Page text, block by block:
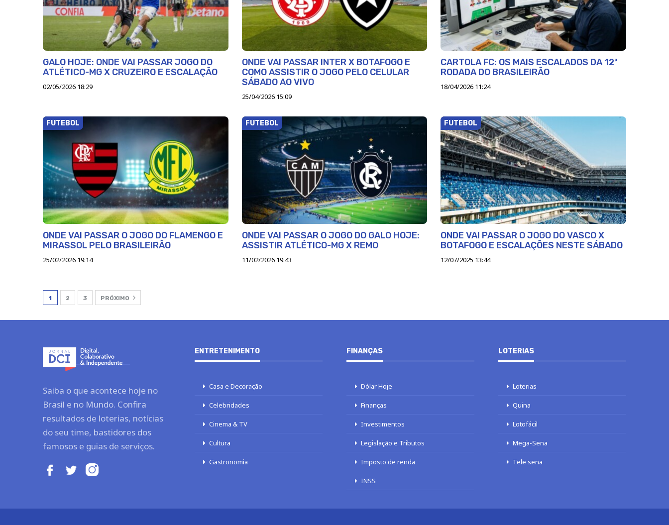
GALO HOJE: ONDE VAI PASSAR JOGO DO
ATLÉTICO-MG X CRUZEIRO E ESCALAÇÃO
02/05/2026 18:29
ONDE VAI PASSAR INTER X BOTAFOGO E
COMO ASSISTIR O JOGO PELO CELULAR
SÁBADO AO VIVO
25/04/2026 15:09
CARTOLA FC: OS MAIS ESCALADOS DA 12ª
RODADA DO BRASILEIRÃO
18/04/2026 11:24
FUTEBOL
ONDE VAI PASSAR O JOGO DO FLAMENGO E
MIRASSOL PELO BRASILEIRÃO
25/02/2026 19:14
FUTEBOL
ONDE VAI PASSAR O JOGO DO GALO HOJE:
ASSISTIR ATLÉTICO-MG X REMO
11/02/2026 19:43
FUTEBOL
ONDE VAI PASSAR O JOGO DO VASCO X
BOTAFOGO E ESCALAÇÕES NESTE SÁBADO
12/07/2025 13:44
1 2 3 PRÓXIMO
Saiba o que acontece hoje no
Brasil e no Mundo. Confira
resultados de loterias, notícias
do seu time, bastidores dos
famosos e guias de serviços.
ENTRETENIMENTO
Casa e Decoração
Celebridades
Cinema & TV
Cultura
Gastronomia
FINANÇAS
Dólar Hoje
Finanças
Investimentos
Legislação e Tributos
Imposto de renda
INSS
LOTERIAS
Loterias
Quina
Lotofácil
Mega-Sena
Tele sena